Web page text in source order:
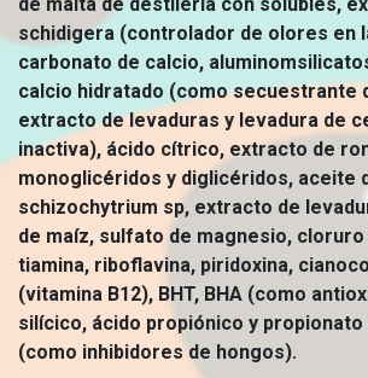
schidigera (controlador de olores en
carbonato de calcio,
calcio hidratado (como secuestrante
extracto de levaduras y levadura de
inactiva), ácido cítrico, extracto de
monoglicéridos y diglicéridos, aceite
schizochytrium sp, extracto de
de maíz, sulfato de magnesio,
tiamina, riboflavina, piridoxina,
(vitamina B12), BHT, BHA (como
silícico, ácido propiónico y propionato
(como inhibidores de hongos).